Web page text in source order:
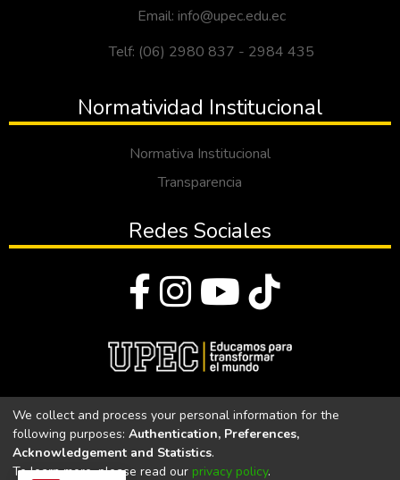
Email: info@upec.edu.ec
Telf: (06) 2980 837 - 2984 435
Normatividad Institucional
Normativa Institucional
Transparencia
Redes Sociales
Universidad Politécnica Estatal del Carchi
We collect and process your personal information for the
following purposes: Authentication, Preferences,
Acknowledgement and Statistics.
To learn more, please read our privacy policy.